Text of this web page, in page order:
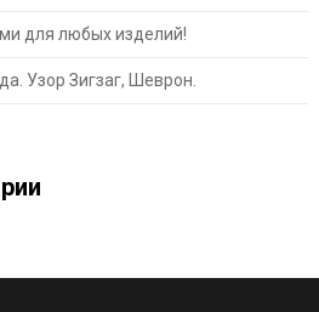
для любых изделий!
Узор Зигзаг, Шеврон.